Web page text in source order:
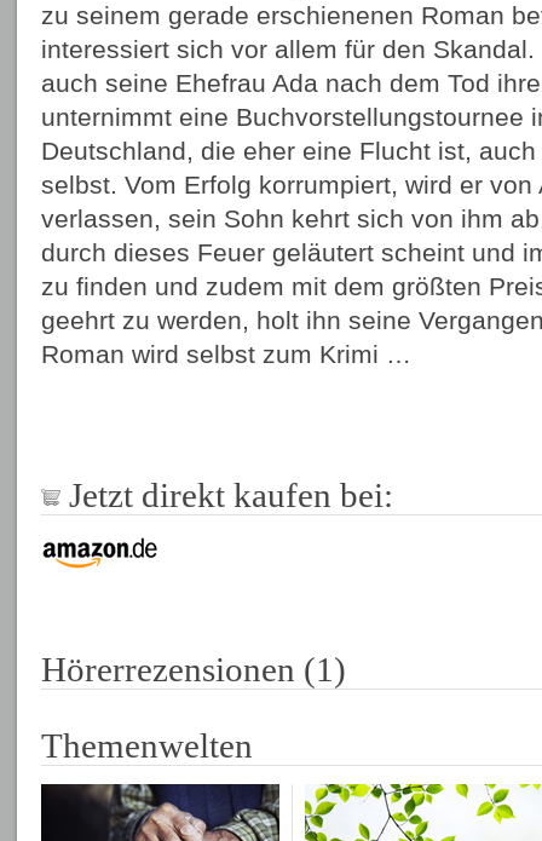
zu seinem gerade erschienenen Roman
interessiert sich vor allem für den
auch seine Ehefrau Ada nach dem Tod
unternimmt eine Buchvorstellungstournee
Deutschland, die eher eine Flucht ist,
selbst. Vom Erfolg korrumpiert, wird er von
verlassen, sein Sohn kehrt sich von ihm
durch dieses Feuer geläutert scheint und
zu finden und zudem mit dem größten
geehrt zu werden, holt ihn seine
Roman wird selbst zum Krimi …
Jetzt direkt kaufen bei:
Hörerrezensionen (1)
Themenwelten